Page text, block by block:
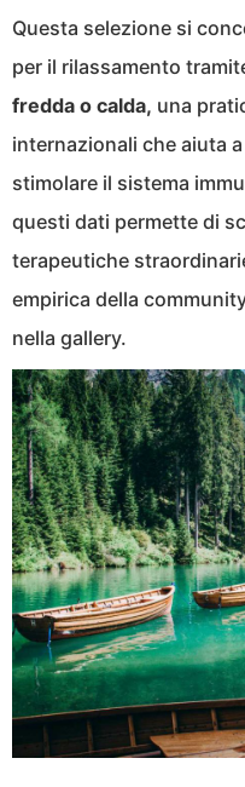
Questa selezione si
per il rilassamento
fredda o calda, una
internazionali che aiuta
stimolare il sistema
questi dati permette di
terapeutiche
empirica della
nella gallery.